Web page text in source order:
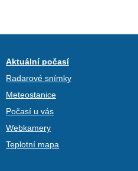
Aktuální počasí
Radarové snímky
Meteostanice
Počasí u vás
Webkamery
Teplotní mapa